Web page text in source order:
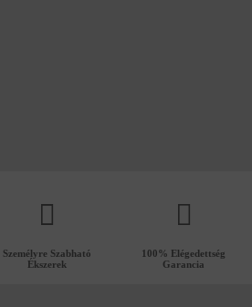
Személyre Szabható
Ékszerek
100% Elégedettség
Garancia